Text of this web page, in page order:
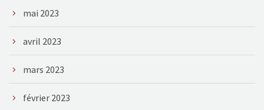
mai 2023
avril 2023
mars 2023
février 2023